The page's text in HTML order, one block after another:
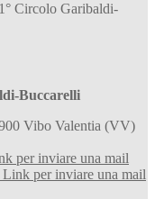
Circolo Garibaldi-
Buccarelli
Vibo Valentia (VV)
per inviare una mail
Link per inviare una mail